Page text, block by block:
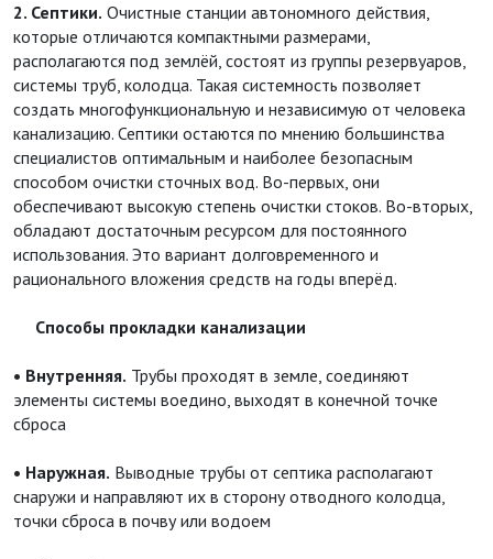
2. Септики. Очистные станции автономного действия,
которые отличаются компактными размерами,
располагаются под землёй, состоят из группы резервуаров,
системы труб, колодца. Такая системность позволяет
создать многофункциональную и независимую от человека
канализацию. Септики остаются по мнению большинства
специалистов оптимальным и наиболее безопасным
способом очистки сточных вод. Во-первых, они
обеспечивают высокую степень очистки стоков. Во-вторых,
обладают достаточным ресурсом для постоянного
использования. Это вариант долговременного и
рационального вложения средств на годы вперёд.
Способы прокладки канализации
• Внутренняя. Трубы проходят в земле, соединяют
элементы системы воедино, выходят в конечной точке
сброса
• Наружная. Выводные трубы от септика располагают
снаружи и направляют их в сторону отводного колодца,
точки сброса в почву или водоем